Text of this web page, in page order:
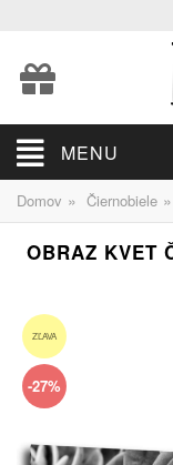
MENU
Domov » Čiernobiele »
OBRAZ KVET
ZĽAVA
-27%